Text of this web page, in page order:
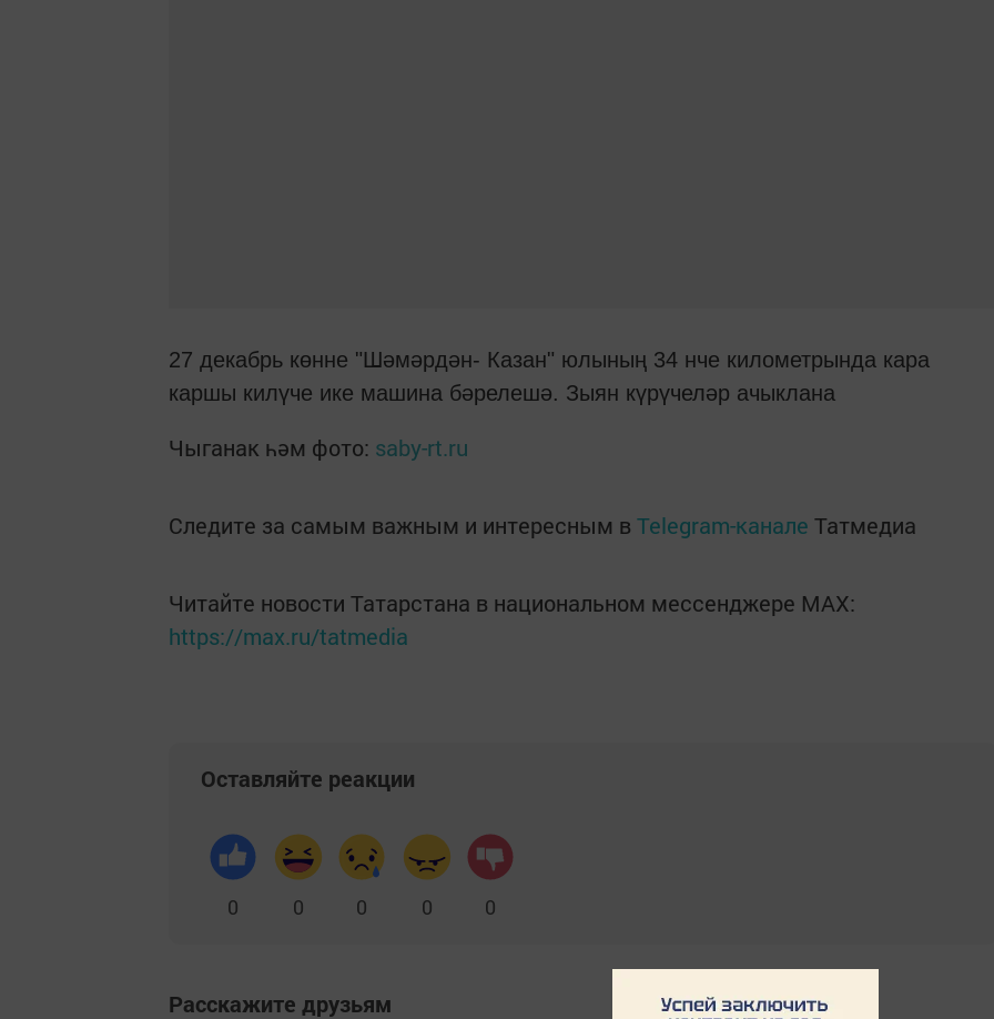
27 декабрь көнне "Шәмәрдән- Казан" юлының 34 нче километрында кара
каршы килүче ике машина бәрелешә. Зыян күрүчеләр ачыклана
Чыганак һәм фото: saby-rt.ru
Следите за самым важным и интересным в Telegram-канале Татмедиа
Читайте новости Татарстана в национальном мессенджере MАХ:
https://max.ru/tatmedia
Оставляйте реакции
0 0 0 0 0
Расскажите друзьям